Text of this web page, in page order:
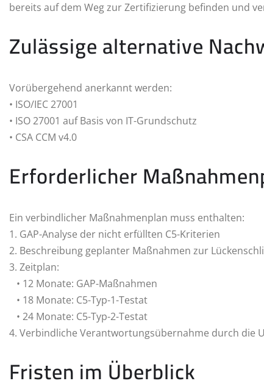
bereits auf dem Weg zur Zertifizierung befinden und
Zulässige alternative
Vorübergehend anerkannt werden:
• ISO/IEC 27001
• ISO 27001 auf Basis von IT-Grundschutz
• CSA CCM v4.0
Erforderlicher
Ein verbindlicher Maßnahmenplan muss enthalten:
1. GAP-Analyse der nicht erfüllten C5-Kriterien
2. Beschreibung geplanter Maßnahmen zur
3. Zeitplan:
• 12 Monate: GAP-Maßnahmen
• 18 Monate: C5-Typ-1-Testat
• 24 Monate: C5-Typ-2-Testat
4. Verbindliche Verantwortungsübernahme durch die
Fristen im Überblick